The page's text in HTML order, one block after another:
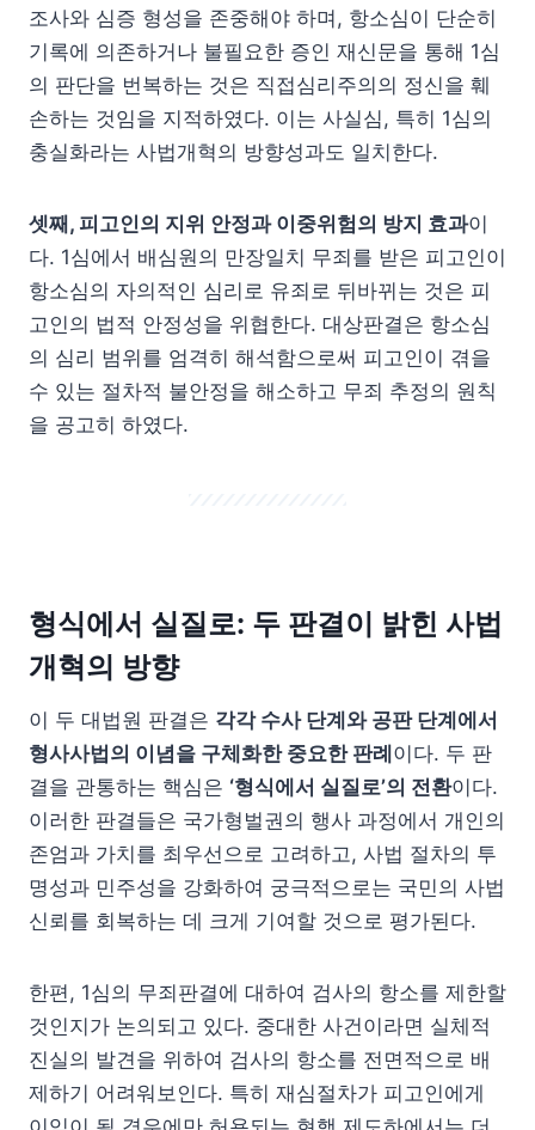
조사와 심증 형성을 존중해야 하며, 항소심이 단순히
기록에 의존하거나 불필요한 증인 재신문을 통해 1심
의 판단을 번복하는 것은 직접심리주의의 정신을 훼
손하는 것임을 지적하였다. 이는 사실심, 특히 1심의
충실화라는 사법개혁의 방향성과도 일치한다.
셋째, 피고인의 지위 안정과 이중위험의 방지 효과이
다. 1심에서 배심원의 만장일치 무죄를 받은 피고인이
항소심의 자의적인 심리로 유죄로 뒤바뀌는 것은 피
고인의 법적 안정성을 위협한다. 대상판결은 항소심
의 심리 범위를 엄격히 해석함으로써 피고인이 겪을
수 있는 절차적 불안정을 해소하고 무죄 추정의 원칙
을 공고히 하였다.
형식에서 실질로: 두 판결이 밝힌 사법
개혁의 방향
이 두 대법원 판결은 각각 수사 단계와 공판 단계에서
형사사법의 이념을 구체화한 중요한 판례이다. 두 판
결을 관통하는 핵심은 ‘형식에서 실질로’의 전환이다.
이러한 판결들은 국가형벌권의 행사 과정에서 개인의
존엄과 가치를 최우선으로 고려하고, 사법 절차의 투
명성과 민주성을 강화하여 궁극적으로는 국민의 사법
신뢰를 회복하는 데 크게 기여할 것으로 평가된다.
한편, 1심의 무죄판결에 대하여 검사의 항소를 제한할
것인지가 논의되고 있다. 중대한 사건이라면 실체적
진실의 발견을 위하여 검사의 항소를 전면적으로 배
제하기 어려워보인다. 특히 재심절차가 피고인에게